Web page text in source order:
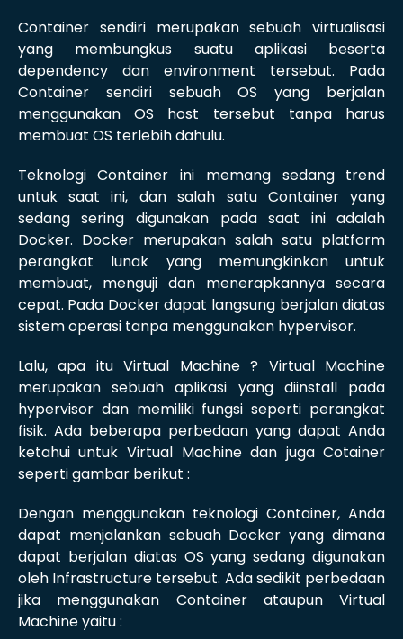
Container sendiri merupakan sebuah virtualisasi
yang membungkus suatu aplikasi beserta
dependency dan environment tersebut. Pada
Container sendiri sebuah OS yang berjalan
menggunakan OS host tersebut tanpa harus
membuat OS terlebih dahulu.
Teknologi Container ini memang sedang trend
untuk saat ini, dan salah satu Container yang
sedang sering digunakan pada saat ini adalah
Docker. Docker merupakan salah satu platform
perangkat lunak yang memungkinkan untuk
membuat, menguji dan menerapkannya secara
cepat. Pada Docker dapat langsung berjalan diatas
sistem operasi tanpa menggunakan hypervisor.
Lalu, apa itu Virtual Machine ? Virtual Machine
merupakan sebuah aplikasi yang diinstall pada
hypervisor dan memiliki fungsi seperti perangkat
fisik. Ada beberapa perbedaan yang dapat Anda
ketahui untuk Virtual Machine dan juga Cotainer
seperti gambar berikut :
Dengan menggunakan teknologi Container, Anda
dapat menjalankan sebuah Docker yang dimana
dapat berjalan diatas OS yang sedang digunakan
oleh Infrastructure tersebut. Ada sedikit perbedaan
jika menggunakan Container ataupun Virtual
Machine yaitu :